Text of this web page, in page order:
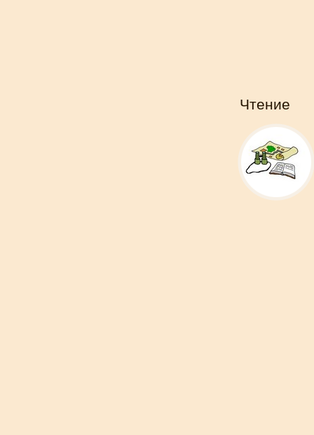
Чтение